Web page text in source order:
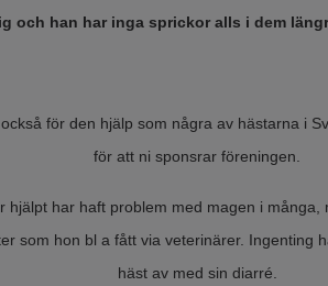
och han har inga sprickor alls i dem
för den hjälp som några av hästarna i
för att ni sponsrar föreningen.
hjälpt har haft problem med magen i
som hon bl a fått via veterinärer. Ingenting
häst av med sin diarré.